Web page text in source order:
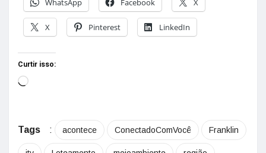
WhatsApp Facebook X
X Pinterest LinkedIn
Curtir isso:
Tags : acontece ConectadoComVocê Franklin